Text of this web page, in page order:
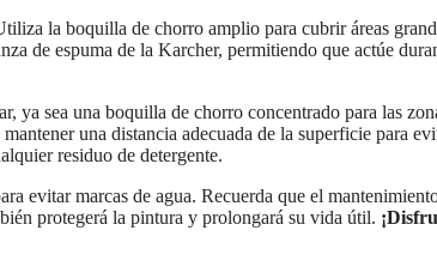
la boquilla de chorro amplio para cubrir áreas
de espuma de la Karcher, permitiendo que actúe
ya sea una boquilla de chorro concentrado para las
una distancia adecuada de la superficie para
residuo de detergente.
evitar marcas de agua. Recuerda que el
protegerá la pintura y prolongará su vida útil.